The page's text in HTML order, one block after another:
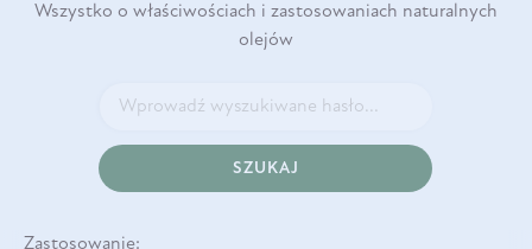
Wszystko o właściwościach i zastosowaniach naturalnych
olejów
SZUKAJ
Zastosowanie: